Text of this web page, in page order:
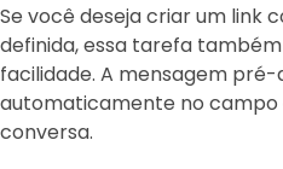
Se você deseja criar um link
definida, essa tarefa
facilidade. A mensagem
automaticamente no
conversa.